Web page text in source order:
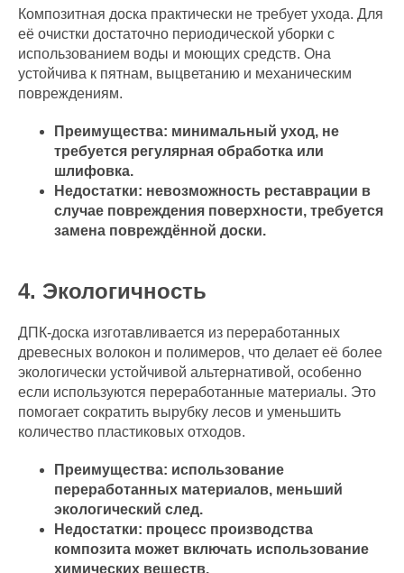
Композитная доска практически не требует ухода. Для
её очистки достаточно периодической уборки с
использованием воды и моющих средств. Она
устойчива к пятнам, выцветанию и механическим
повреждениям.
Преимущества: минимальный уход, не
требуется регулярная обработка или
шлифовка.
Недостатки: невозможность реставрации в
случае повреждения поверхности, требуется
замена повреждённой доски.
4. Экологичность
ДПК-доска изготавливается из переработанных
древесных волокон и полимеров, что делает её более
экологически устойчивой альтернативой, особенно
если используются переработанные материалы. Это
помогает сократить вырубку лесов и уменьшить
количество пластиковых отходов.
Преимущества: использование
переработанных материалов, меньший
экологический след.
Недостатки: процесс производства
композита может включать использование
химических веществ.